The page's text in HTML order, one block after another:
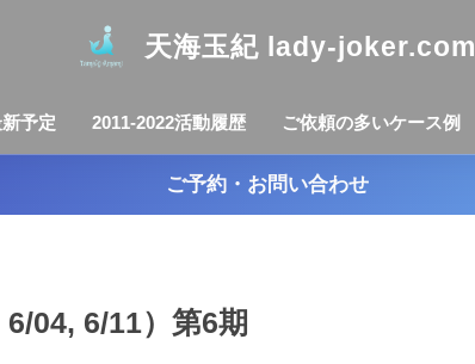
天海玉紀 lady-joker.com
予定 2011-2022活動履歴 ご依頼の多いケース例
ご予約・お問い合わせ
04, 6/11）第6期